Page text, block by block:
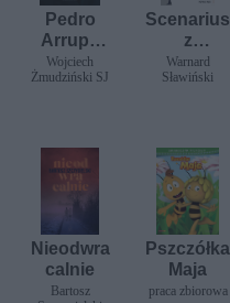
Pedro
Arrupe
SJ.
Portret
Wojciech
Żmudziński SJ
Scenarius
z
pożądania
Warnard
Sławiński
Nieodwra
calnie
Bartosz
Pszczółka
Maja
praca zbiorowa